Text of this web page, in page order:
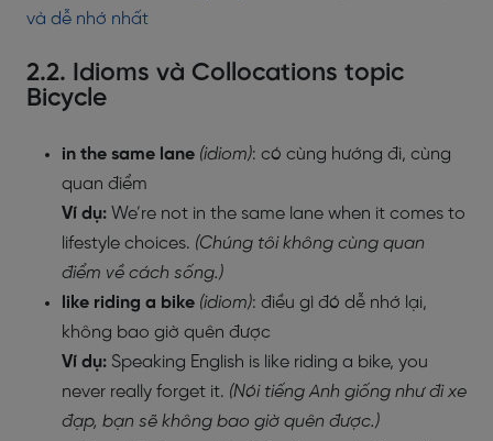
và dễ nhớ nhất
2.2. Idioms và Collocations topic
Bicycle
in the same lane (idiom): có cùng hướng đi, cùng
quan điểm
Ví dụ: We’re not in the same lane when it comes to
lifestyle choices. (Chúng tôi không cùng quan
điểm về cách sống.)
like riding a bike (idiom): điều gì đó dễ nhớ lại,
không bao giờ quên được
Ví dụ: Speaking English is like riding a bike, you
never really forget it. (Nói tiếng Anh giống như đi xe
đạp, bạn sẽ không bao giờ quên được.)